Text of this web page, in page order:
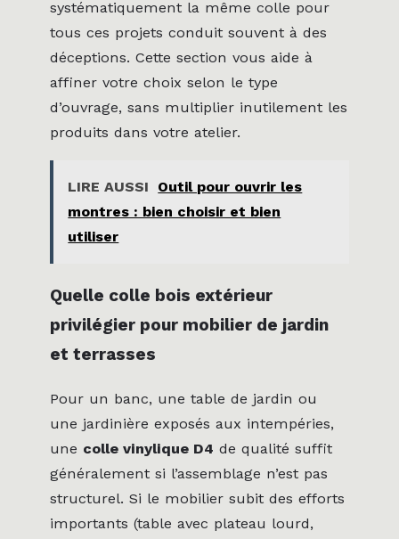
systématiquement la même colle pour
tous ces projets conduit souvent à des
déceptions. Cette section vous aide à
affiner votre choix selon le type
d’ouvrage, sans multiplier inutilement les
produits dans votre atelier.
LIRE AUSSI
Outil pour ouvrir les
montres : bien choisir et bien
utiliser
Quelle colle bois extérieur
privilégier pour mobilier de jardin
et terrasses
Pour un banc, une table de jardin ou
une jardinière exposés aux intempéries,
une colle vinylique D4 de qualité suffit
généralement si l’assemblage n’est pas
structurel. Si le mobilier subit des efforts
importants (table avec plateau lourd,